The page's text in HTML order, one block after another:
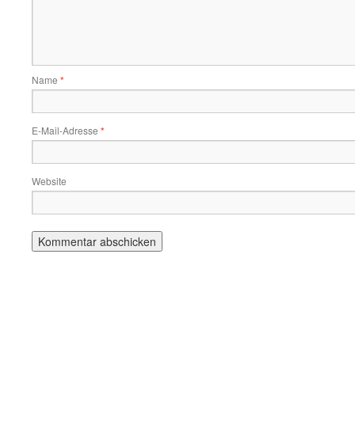
Name *
E-Mail-Adresse *
Website